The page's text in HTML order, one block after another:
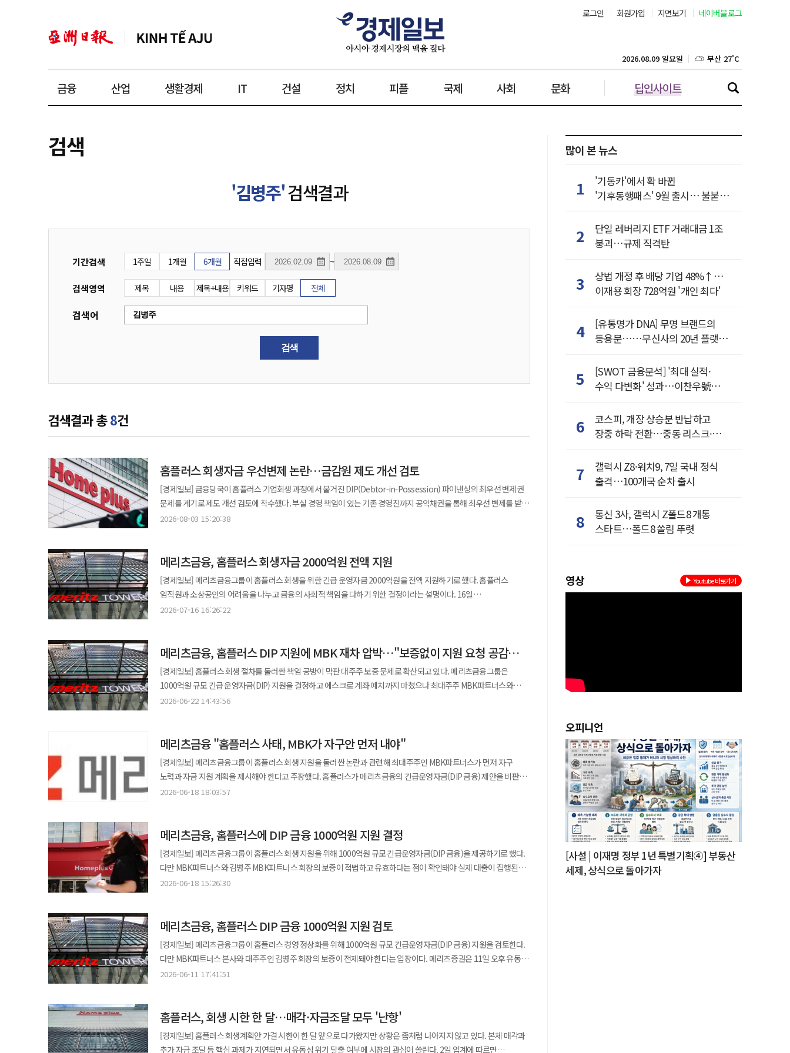
로그인 회원가입 지면보기 네이버블로그
금융 산업 생활경제 IT 건설 정치 피플 국제 사회 문화 딥인사이트
2026.08.09 일요일 대구 26˚C
인천 27˚C
제주 27˚C
검색
'김병주'검색결과
기간검색 1주일 1개월 6개월 직접입력 ~
검색영역 제목 내용 제목+내용 키워드 기자명 전체
검색어
검색
검색결과 총8건
홈플러스 회생자금 우선변제 논란…금감원 제도 개선 검토
[경제일보] 금융당국이 홈플러스 기업회생 과정에서 불거진 DIP(Debtor-in-Possession) 파이낸싱의 최우선 변제권
문제를 계기로 제도 개선 검토에 착수했다. 부실 경영 책임이 있는 기존 경영진까지 공익채권을 통해 최우선 변제를 받는
현행 제도가 적절한지 논란이 커지는 가운데 투자 유인 약화 등 부작용을 우려하는 목소리도 나오고 있다. 3일 금융권에
최우선 변제권에 문제를 제기하면서 본격화됐다. 이 원장은 "경영상 책임을 진 자가 공익채권으로 분리돼 우선 변제받는
것은 적절하지 않다"며 제도 개선 필요성을 언급했다. DIP 파이낸싱은 회생절차가 시작된 기업이 경영을 유지할 수
있도록 운영자금을 지원하는 제도다. 현행 채무자회생법은 회생절차 개시 이후 관리인이 차입한 자금에 대해
공익채권으로 인정해 다른 채권보다 우선 변제하도록 규정하고 있다. 이에 따라 기존 경영진이 관리인을 맡고 있는
경우에도 회생 이후 투입한 자금은 최우선 변제 대상이 될 수 있다. 홈플러스의 경우 MBK파트너스가 기존 경영진이자
예외를 두는 방안 등을 살펴보고 있는 것으로 알려졌다. 다만 법조계에서는 제도 변경에 따른 부작용도 적지 않을 것으로
보고 있다. DIP 파이낸싱은 회생기업에 자금이 공급되도록 하기 위한 핵심 장치인 만큼 최우선 변제권이 약화될 경우
투자 유인이 크게 떨어질 수 있다는 지적이다. 특히 특정 기업 사례를 계기로 법을 개정하더라도 이미 진행 중인 홈플러스
회생절차에 소급 적용하기는 쉽지 않다는 의견이 우세하다. 원칙적으로 소급 입법이 어렵고 다른 회생 사건과의 형평성
등을 고려할 때 MBK처럼 최우선 변제권을 포기할 가능성은 크지 않을 것으로 보고 있다.
2026-08-03 15:20:38
메리츠금융, 홈플러스 회생자금 2000억원 전액 지원
[경제일보] 메리츠금융그룹이 홈플러스 회생을 위한 긴급 운영자금 2000억원을 전액 지원하기로 했다. 홈플러스
임직원과 소상공인의 어려움을 나누고 금융의 사회적 책임을 다하기 위한 결정이라는 설명이다. 16일
메리츠금융그룹에 따르면 메리츠화재, 메리츠증권, 메리츠캐피탈 등 메리츠금융 3사는 이날 각각 이사회를 열고
DIP 금융은 회생 절차를 밟는 기업의 영업 지속과 정상화를 위해 투입되는 신규 운영자금이다. 메리츠금융은 당초
주주가치 제고를 우선시하는 금융사로서 추가 지원 여부를 두고 고심해 왔다고 밝혔다. 다만 홈플러스 회생에 필요한
필수 자금이라는 점을 고려해 지원을 결정했다는 설명이다. 메리츠금융은 "주주가치 제고를 우선시하는 금융사로서
추가 1000억원 지원은 고심 끝에 내린 어려운 결정이었다"며 "이번 필수 자금 지원이 회생의 마중물이 되길
기대한다"고 밝혔다.
2026-07-16 16:26:22
메리츠금융, 홈플러스 DIP 지원에 MBK 재차 압박…"보증없이 지원 요청 공감
못해"
[경제일보] 홈플러스 회생 절차를 둘러싼 책임 공방이 막판 대주주 보증 문제로 확산되고 있다. 메리츠금융그룹은
1000억원 규모 긴급 운영자금(DIP) 지원을 결정하고 에스크로 계좌 예치까지 마쳤으나 최대주주 MBK파트너스와
김병주 회장의 보증이 필요하다고 주장하며 재차 입장문을 발표했다. 메리츠금융은 홈플러스 회생과 관련해 "MBK는
분쟁 가능성에도 지원을 결정했다고 강조했다. DIP집행 자금은 에스크로 계좌에 예치된 상태다. 다만 메리츠금융은
실제 자금 집행을 위해서는 MBK와 김 회장의 보증이 전제돼야 한다는 입장이다. 긴급 운영자금도 마련하기 어려울
정도로 경영이 악화된 기업에 신규 자금을 투입하는 만큼 최대주주와 경영 책임자의 보증은 최소한의 안전장치라고
강조했다. 메리츠금융은 "채권자가 MBK와 김병주 회장에게 요구하는 보증은 최대주주라면 반드시 수용해야 할
합리적이고도 최소한의 요구"라며 "MBK가 진정 홈플러스의 회생 성공을 확신한다면 DIP 지원을 위한 보증 요구를
예치까지 완료했다는 점을 강조하며 대주주 책임론을 다시 꺼냈다. 메리츠는 그동안 홈플러스 회생을 위해 채권자로서
협조해 왔다고 설명했다. 회생절차 개시 이후 △담보권 행사 유예 △상거래채권과 임차보증금 조기 변제 협조 △원활한
물품 공급을 위한 상거래채권자 3순위 담보 설정 동의 등을 진행했다는 입장이다. 현재 메리츠는 1조원 이상의
고정이하여신을 보유해 자산건전성 부담도 안고 있다고 언급했다. 추가 자금 지원에 따른 법률적·경영상 위험에도
홈플러스가 포함된 3호 펀드에서 약 1조2000억원의 수익을 거둔 것으로 알려져 있다고 지적했다. 앞서 메리츠 측은
MBK의 대표 펀드들이 지난 10여년간 총 4조원 이상의 수익을 올린 것으로 추정된다고 주장한 바 있다. 김 회장 개인의
보증 여력도 거론했다. 메리츠 측은 포브스 기준 김 회장이 국내 자산 순위 상위권에 있는 점을 언급하며 보증과 대출
기업가치를 회복할 기회를 제공했다고 짚었다. 그러나 MBK가 1년도 지나지 않아 최대채권자와 사전 협의 없이
회생절차를 신청했다고 지적했다. 메리츠금융은 MBK가 회생절차 종료를 앞두고 추가 대출을 요구하면서 보증 요구는
과도하다고 주장하는 것은 받아들이기 어렵다고 보고 있다. 실효성 있는 보증 없이 선순위 채권인 DIP를 집행할 경우
2026-06-22 14:43:56
메리츠금융 "홈플러스 사태, MBK가 자구안 먼저 내야"
[경제일보] 메리츠금융그룹이 홈플러스 회생 지원을 둘러싼 논란과 관련해 최대주주인 MBK파트너스가 먼저 자구
노력과 자금 지원 계획을 제시해야 한다고 주장했다. 홈플러스가 메리츠금융의 긴급운영자금(DIP 금융) 제안을 비판한
데 관해 MBK 책임론을 재차 제기한 것이다. 메리츠금융은 18일 입장문을 통해 "홈플러스 사태의 책임 있는 해결을
에스크로 계좌에 예치하기로 했다. 해당 자금은 MBK파트너스와 김병주 회장의 보증이 적법하고 유효하다는 점이
확인되면 즉시 집행될 예정이다. 홈플러스는 이날 오후 메리츠금융의 제안이 실행 가능성이 낮다는 취지의 입장문을
발표했다. 이에 메리츠금융은 홈플러스 정상화를 위해서는 채권자 지원보다 대주주 책임 있는 자금 투입과 손실 부담이
선행돼야 한다고 강조했다. 메리츠금융은 MBK파트너스가 동북아 최대 규모 사모펀드로 스스로를 소개해 왔고
운용자산이 약 325억달러, 한화 약 50조원에 달한다고 설명했다. 업계 통상 수준의 기본 운용보수와 성과보수를
연례서한에서 지난해 투자자들에게 17억달러 규모의 분배금을 지급했다고 밝힌 점도 거론했다. 홈플러스가 포함된
바이아웃펀드 3호가 홈플러스 투자 실패에도 지난해 15.4%의 수익률을 기록했다는 내용도 제시했다. 메리츠금융은
"그럼에도 불구하고 MBK파트너스는 홈플러스에 대한 추가 지원 여력이 없다고 주장하며 그 부담을 채권자들에게
전가하려 하고 있다"고 강조했다. 이어 "홈플러스의 최대주주이자 경영권을 보유해 온 MBK파트너스야말로 이번
채권자에게 전가하려 한다고 주장했다. 이어 이는 시장의 상식과 책임경영 원칙에 부합하지 않으며 홈플러스 정상화를
위해서는 최대주주의 책임 있는 자금 투입과 손실 부담이 선행돼야 한다고 지적했다. 메리츠금융은 "MBK파트너스는
그동안 투자 성과에 따른 이익을 누려왔고 이제는 그에 상응하는 책임을 다해야 할 때"라며 "수익은 사유화하고 손실은
2026-06-18 18:03:57
메리츠금융, 홈플러스에 DIP 금융 1000억원 지원 결정
[경제일보] 메리츠금융그룹이 홈플러스 회생 지원을 위해 1000억원 규모 긴급운영자금(DIP 금융)을 제공하기로 했다.
다만 MBK파트너스와 김병주 MBK파트너스 회장의 보증이 적법하고 유효하다는 점이 확인돼야 실제 대출이 집행된다.
메리츠금융은 홈플러스 회생을 위한 DIP 금융 1000억원을 오는 19일 오전까지 에스크로 계좌에 예치한다고 18일
고용 안정 등에 활용될 것으로 예상된다. 메리츠금융은 홈플러스 신탁재산에 대한 후순위 담보권 설정에도 협조할
계획이다. 이를 통해 홈플러스가 추가 운영자금을 확보할 수 있는 기반을 마련하겠다는 취지다. 메리츠금융은 이날
이사회를 열고 홈플러스 기업회생 절차 지원을 위한 자금 집행을 최종 승인했다. 다만 이사회 논의 결과 MBK와 김
회장의 보증이 반드시 필요하다는 기존 입장은 유지했다. 메리츠금융은 최근 홈플러스 추가 자금 집행을 두고 주주들의
집단소송 예고 등 반발이 강해진 가운데 개정 상법상 주주 충실의무 등 법률적 제약도 고려해야 한다고 설명했다. 보증
민병덕·김남근·이강일 더불어민주당 의원 등과 면담한 뒤 홈플러스 금융지원 요청에 따른 보증 조건을 검토해왔다.
당시 메리츠금융은 MBK 본사와 김 회장의 보증이 있으면 1000억원 범위 내 지원이 가능하다는 입장을 밝혔다.
홈플러스는 지난해 3월 기업회생절차를 신청한 뒤 법원 결정에 따라 영업을 이어가며 정상화 절차를 밟고 있다. 이후
회생계획안 가결기한 연장과 홈플러스익스프레스 분리매각 추진 등을 거쳤으며 올해에는 운영자금 확보가 회생절차의
2026-06-18 15:26:30
메리츠금융, 홈플러스 DIP 금융 1000억원 지원 검토
[경제일보] 메리츠금융그룹이 홈플러스 경영 정상화를 위해 1000억원 규모 긴급운영자금(DIP 금융) 지원을 검토한다.
다만 MBK파트너스 본사와 대주주인 김병주 회장의 보증이 전제돼야 한다는 입장이다. 메리츠증권은 11일 오후 유동수
·민병덕·김남근·이강일 더불어민주당 의원 등과 면담한 뒤 홈플러스 금융지원 요청에 따른 구체적인 보증 조건을
메리츠금융은 MBK 본사와 김 회장의 보증이 반드시 필요하다는 입장이다. 메리츠 측은 개정 상법상 주주 충실의무와
선관주의의무 등 법률적 제약을 고려할 때 보증 없이 자금을 공급하기는 어렵다고 판단한 것으로 알려졌다. 당초
메리츠금융은 법률적 제약을 이유로 1000억원 지원이 어렵다는 입장이었다. 그러나 MBK와 김 회장의 신용도, 보증
2026-06-11 17:41:51
홈플러스, 회생 시한 한 달…매각·자금조달 모두 '난항'
[경제일보] 홈플러스 회생계획안 가결 시한이 한 달 앞으로 다가왔지만 상황은 좀처럼 나아지지 않고 있다. 본체 매각과
추가 자금 조달 등 핵심 과제가 지연되면서 유동성 위기 탈출 여부에 시장의 관심이 쏠린다. 2일 업계에 따르면
많이 본 뉴스
1
'기동카'에서 확 바뀐
'기후동행패스' 9월 출시… 불붙은
2
단일 레버리지 ETF 거래대금 1조
붕괴…규제 직격탄
3
상법 개정 후 배당 기업 48%↑…
이재용 회장 728억원 '개인 최다'
4
[유통명가 DNA] 무명 브랜드의
등용문……무신사의 20년 플랫폼
5
[SWOT 금융분석] '최대 실적·
수익 다변화' 성과…이찬우號
6
코스피, 개장 상승분 반납하고
장중 하락 전환…중동 리스크·美
7
갤럭시 Z8·워치9, 7일 국내 정식
출격…100개국 순차 출시
8
통신 3사, 갤럭시 Z폴드8 개통
스타트…폴드8 쏠림 뚜렷
영상 Youtube 바로가기
오피니언
[사설 | 이재명 정부 1년 특별기획④] 부동산
세제, 상식으로 돌아가자